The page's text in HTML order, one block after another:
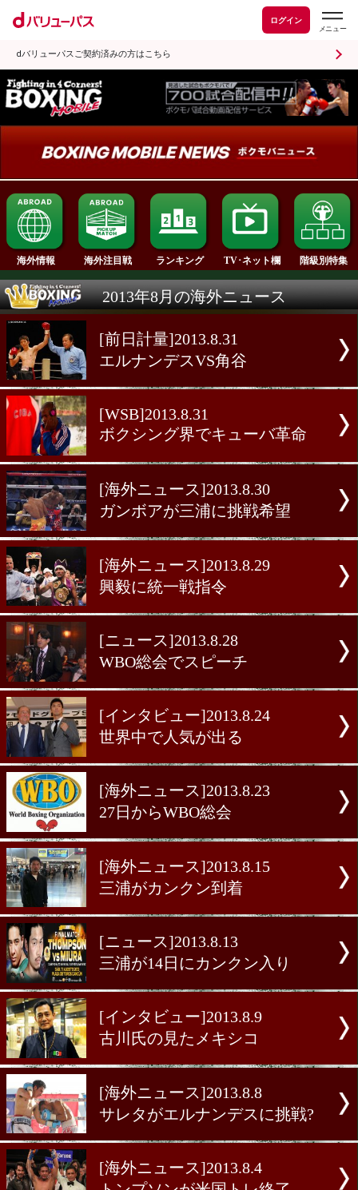
ログイン
dバリューパスご契約済みの方はこちら
海外情報 海外注目戦 ランキング TV･ネット欄
2013年8月の海外ニュース
[前日計量]2013.8.31
エルナンデスVS角谷
[WSB]2013.8.31
ボクシング界でキューバ革
[海外ニュース]2013.8.30
ガンボアが三浦に挑戦希望
興毅に統一戦指令
[ニュース]2013.8.28
WBO総会でスピーチ
[インタビュー]2013.8.24
世界中で人気が出る
[海外ニュース]2013.8.23
[海外ニュース]2013.8.15
三浦がカンクン到着
三浦が14日にカンクン入り